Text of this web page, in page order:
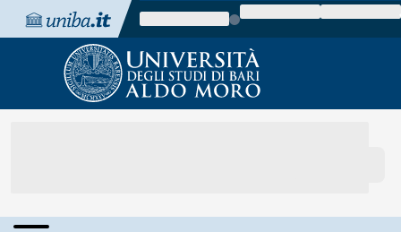
Vai al contenuto
Vai alla navigazione
Vai al footer